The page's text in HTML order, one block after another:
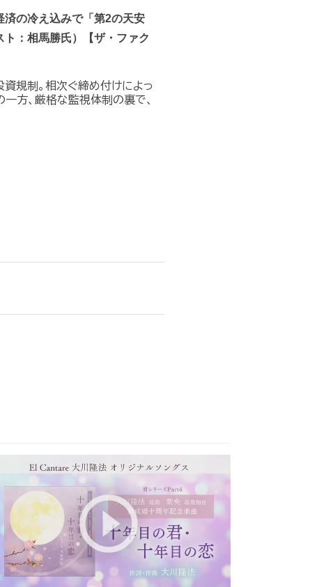
の冷え込みで「第2の天安
：相馬勝氏）【ザ・ファク
規制。相次ぐ締め付けによっ
方、厳格な監視体制の裏で、